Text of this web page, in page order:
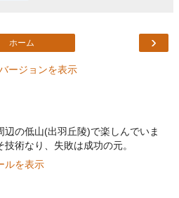
›
ホーム
ージョンを表示
辺の低山(出羽丘陵)で楽しんでいま
術なり、失敗は成功の元。
ルを表示